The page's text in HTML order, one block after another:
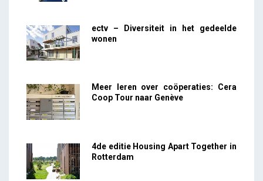
ectv – Diversiteit in het gedeelde
wonen
Meer leren over coöperaties: Cera
Coop Tour naar Genève
4de editie Housing Apart Together in
Rotterdam